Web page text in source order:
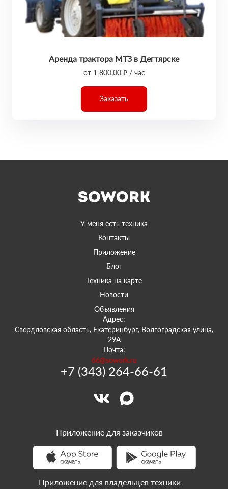
Аренда трактора МТЗ в Дегтярске
от 1 800,00 ₽ / час
Заказать
У меня есть техника
Контакты
Приложение
Блог
Техника на карте
Новости
Объявления
Адрес:
Свердловская область, Екатеринбург, Волгоградская улица,
29А
Почта:
66@sowork.ru
+7 (343) 264-66-61
Приложение для заказчиков
Приложение для владельцев техники